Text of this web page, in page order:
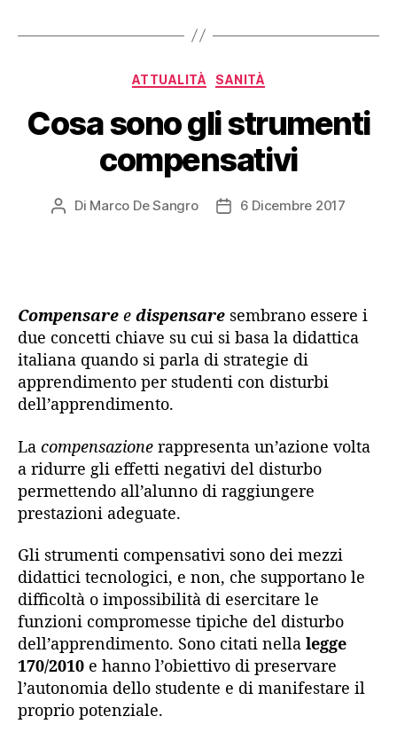
Categorie
ATTUALITÀ SANITÀ
Cosa sono gli strumenti
compensativi
Autore
Di Marco De Sangro
Data6 Dicembre 2017
Compensare e dispensare sembrano essere i
due concetti chiave su cui si basa la didattica
italiana quando si parla di strategie di
apprendimento per studenti con disturbi
dell’apprendimento.
La compensazione rappresenta un’azione volta
a ridurre gli effetti negativi del disturbo
permettendo all’alunno di raggiungere
prestazioni adeguate.
Gli strumenti compensativi sono dei mezzi
didattici tecnologici, e non, che supportano le
difficoltà o impossibilità di esercitare le
funzioni compromesse tipiche del disturbo
dell’apprendimento. Sono citati nella legge
170/2010 e hanno l’obiettivo di preservare
l’autonomia dello studente e di manifestare il
proprio potenziale.